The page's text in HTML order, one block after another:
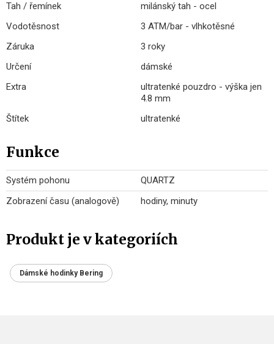
Tah / řemínek
milánský tah - ocel
Vodotěsnost
3 ATM/bar - vlhkotěsné
Záruka
3 roky
Určení
dámské
Extra
ultratenké pouzdro - výška jen
4.8 mm
Štítek
ultratenké
Funkce
Systém pohonu
QUARTZ
Zobrazení času (analogově)
hodiny, minuty
Produkt je v kategoriích
Dámské hodinky Bering